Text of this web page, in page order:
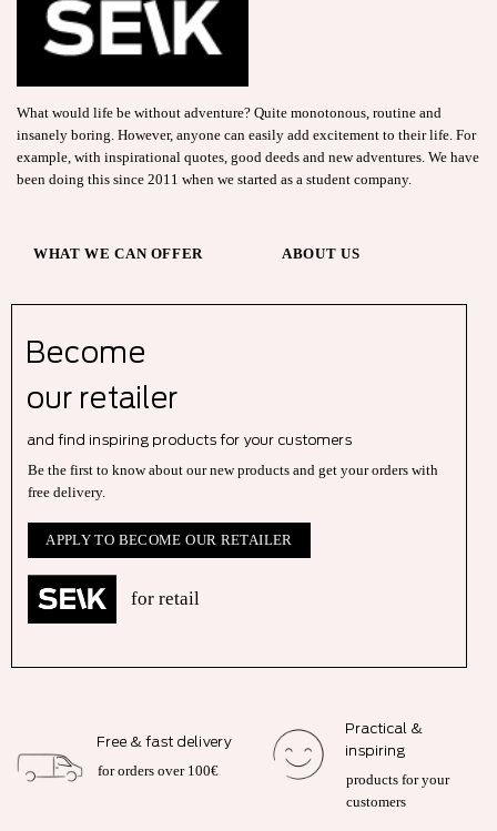
What would life be without adventure? Quite monotonous, routine and
insanely boring. However, anyone can easily add excitement to their life. For
example, with inspirational quotes, good deeds and new adventures. We have
been doing this since 2011 when we started as a student company.
WHAT WE CAN OFFER ABOUT US
Become
our retailer
and find inspiring products for your customers
Be the first to know about our new products and get your orders with
free delivery.
APPLY TO BECOME OUR RETAILER
for retail
Free & fast delivery
for orders over 100€
Practical &
inspiring
products for your
customers